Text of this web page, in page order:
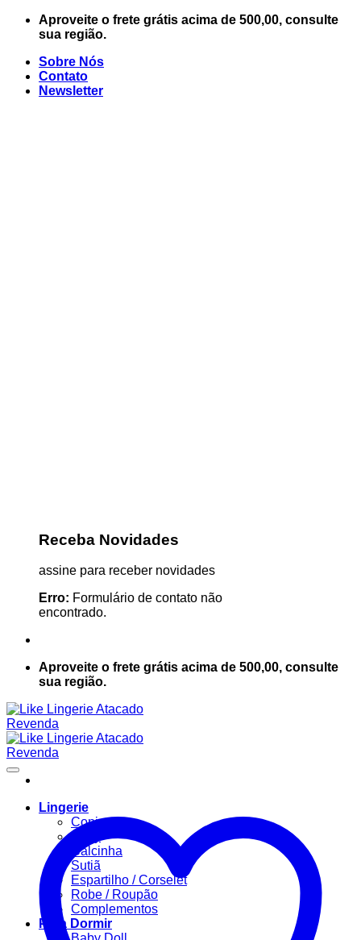
Skip
Aproveite o frete grátis acima de 500,00, consulte
sua região.
Sobre Nós
Contato
Newsletter
Receba Novidades
assine para receber novidades
Erro: Formulário de contato não
encontrado.
Aproveite o frete grátis acima de 500,00, consulte
sua região.
Lingerie
Conjuntos
Body
Calcinha
Sutiã
Espartilho / Corselet
Robe / Roupão
Complementos
Para Dormir